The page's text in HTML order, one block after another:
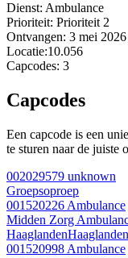
Dienst: Ambulance
Prioriteit: Prioriteit 2
Ontvangen: 3 mei
Locatie:10.056
Capcodes: 3
Capcodes
Een capcode is een
te sturen naar de juiste
002029579 unknown
Groepsoproep
001520226 Ambulance
Midden Zorg
HaaglandenHaaglanden
001520998 Ambulance